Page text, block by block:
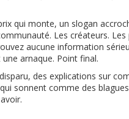
qui monte, un slogan
Les créateurs.
aucune information
arnaque. Point final.
des explications sur
sonnent comme des